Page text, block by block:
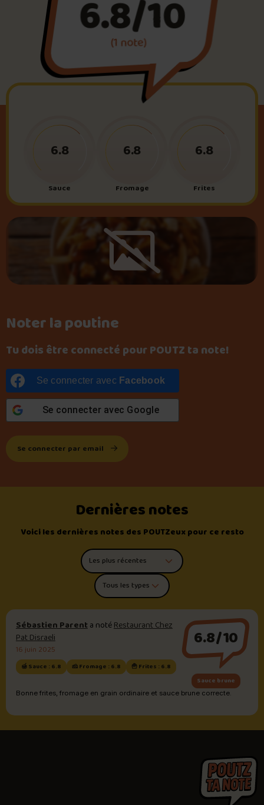
Foire aux questions
Me connecter
6.8/10
(1 note)
Noter la poutine
Tu dois être connecté pour POUTZ ta note!
Se connecter avec Facebook
Se connecter avec Google
Se connecter par email
Sauce
6.8
Fromage
6.8
Frites
6.8
Dernières notes
Voici les dernières notes des POUTZeux pour ce resto
Trier les commentaires
Filtrer par type de poutine
Sébastien Parenta notéRestaurant Chez
Pat Disraeli
16 juin 2025
🍯 Sauce : 6.8 🧀 Fromage : 6.8 🍟 Frites : 6.8
6.8/10
Sauce brune
Bonne frites, fromage en grain ordinaire et sauce brune correcte.